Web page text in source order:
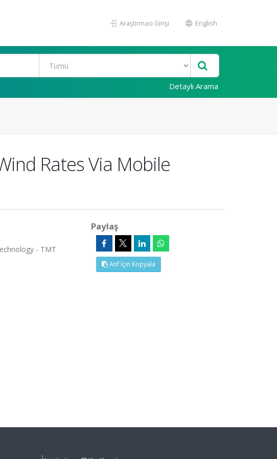
Araştırmacı Girişi English
Detaylı Arama
Rates Via Mobile
- TMT
Paylaş
Atıf İçin Kopyala